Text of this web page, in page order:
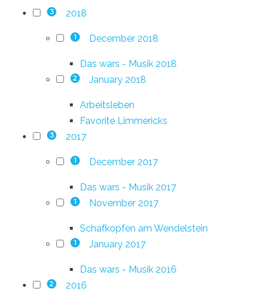
3 2018
1 December 2018
Das wars - Musik 2018
2 January 2018
Arbeitsleben
Favorite Limmericks
3 2017
1 December 2017
Das wars - Musik 2017
1 November 2017
Schafkopfen am Wendelstein
1 January 2017
Das wars - Musik 2016
2 2016